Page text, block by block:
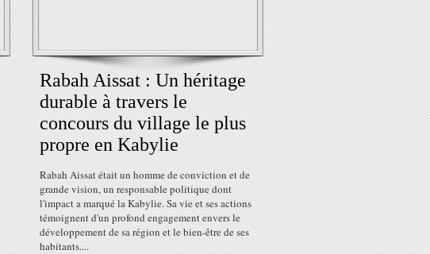
Rabah Aissat : Un héritage
durable à travers le
concours du village le plus
propre en Kabylie
Rabah Aissat était un homme de conviction et de
grande vision, un responsable politique dont
l'impact a marqué la Kabylie. Sa vie et ses actions
témoignent d'un profond engagement envers le
développement de sa région et le bien-être de ses
habitants....